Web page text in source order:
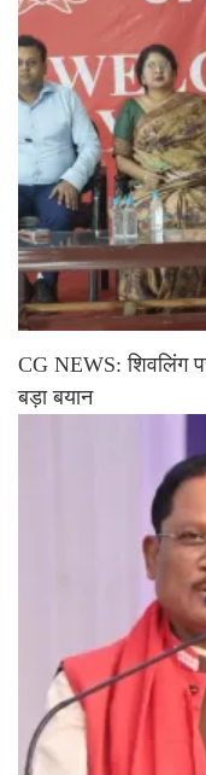
CG NEWS: शिवलिंग
बड़ा बयान